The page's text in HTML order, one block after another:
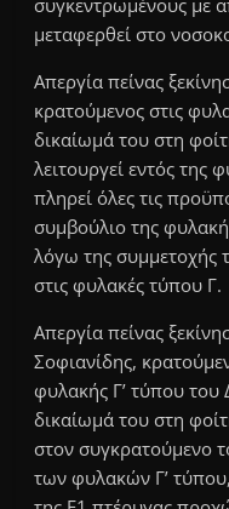
συγκεντρωμένους με
μεταφερθεί στο
Απεργία πείνας
κρατούμενος στις
δικαίωμά του στη
λειτουργεί εντός
πληρεί όλες τις
συμβούλιο της
λόγω της συμμετοχής
στις φυλακές τύπου Γ.
Απεργία πείνας
Σοφιανίδης,
φυλακής Γ’ τύπου του
δικαίωμά του στη
στον συγκρατούμενο
των φυλακών Γ’